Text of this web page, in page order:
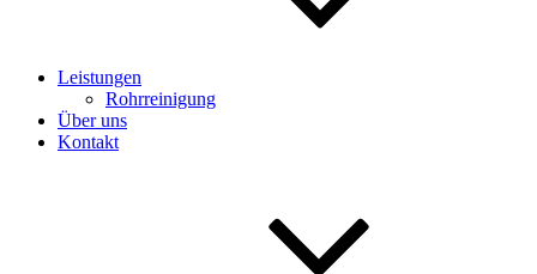
Leistungen
Rohrreinigung
Über uns
Kontakt